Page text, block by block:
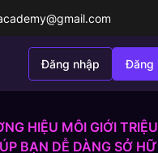
Đăng nhập Đăng
HIỆU MÔI GIỚI
BẠN DỄ DÀNG SỞ